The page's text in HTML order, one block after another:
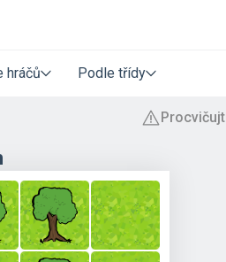
hráčů Podle třídy